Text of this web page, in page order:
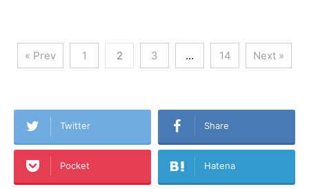
« Prev 1 2 3 … 14 Next »
Twitter Share
Pocket Hatena